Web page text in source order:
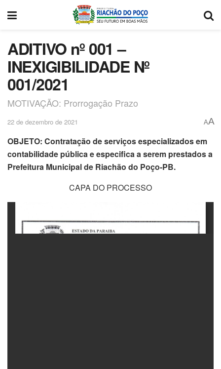
ADITIVO nº 001 –
INEXIGIBILIDADE Nº
001/2021
MOTIVAÇÃO: Prorrogação Prazo
22 de dezembro de 2021 AA
OBJETO: Contratação de serviços especializados em
contabilidade pública e especifica a serem prestados a
Prefeitura Municipal de Riachão do Poço-PB.
CAPA DO PROCESSO